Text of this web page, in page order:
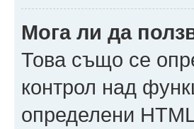
Мога ли да
Това също се
контрол над
определени